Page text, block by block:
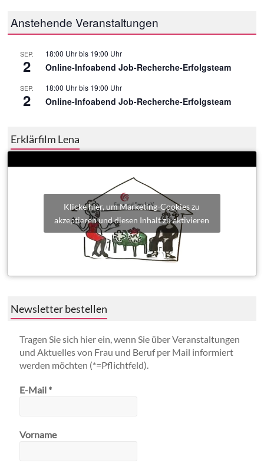
Anstehende Veranstaltungen
SEP.
2
18:00 Uhrbis 19:00 Uhr
Online-Infoabend Job-Recherche-Erfolgsteam
SEP.
2
18:00 Uhrbis 19:00 Uhr
Online-Infoabend Job-Recherche-Erfolgsteam
Erklärfilm Lena
Klicke hier, um Marketing-Cookies zu
akzeptieren und diesen Inhalt zu aktivieren
Newsletter bestellen
Tragen Sie sich hier ein, wenn Sie über Veranstaltungen
und Aktuelles von Frau und Beruf per Mail informiert
werden möchten (*=Pflichtfeld).
E-Mail *
Vorname